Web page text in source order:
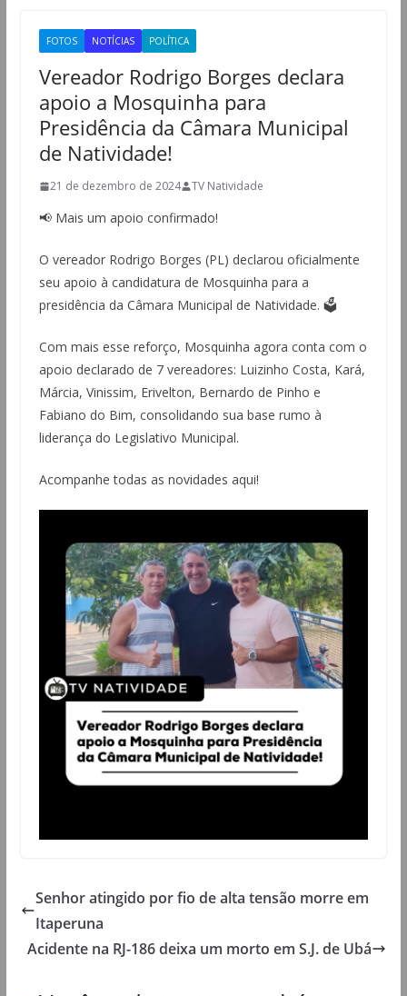
FOTOS NOTÍCIAS POLÍTICA
Vereador Rodrigo Borges declara
apoio a Mosquinha para
Presidência da Câmara Municipal
de Natividade!
21 de dezembro de 2024 TV Natividade
📢 Mais um apoio confirmado!
O vereador Rodrigo Borges (PL) declarou oficialmente
seu apoio à candidatura de Mosquinha para a
presidência da Câmara Municipal de Natividade. 🗳️
Com mais esse reforço, Mosquinha agora conta com o
apoio declarado de 7 vereadores: Luizinho Costa, Kará,
Márcia, Vinissim, Erivelton, Bernardo de Pinho e
Fabiano do Bim, consolidando sua base rumo à
liderança do Legislativo Municipal.
Acompanhe todas as novidades aqui!
Senhor atingido por fio de alta tensão morre em
Itaperuna
Acidente na RJ-186 deixa um morto em S.J. de Ubá